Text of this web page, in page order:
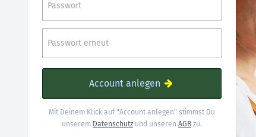
Passwort
Passwort erneut
Account anlegen
Mit Deinem Klick auf "Account anlegen" stimmst Du
unserem Datenschutz und unseren AGB zu.